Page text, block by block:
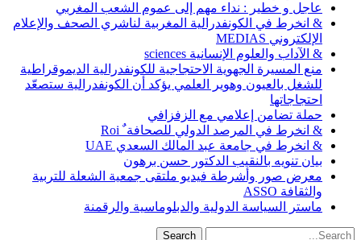
عاجل و خطير : نداء مهم إلى عموم الشعب المغربي
& انخرط في الكونفدرالية المغربية لناشري الصحف والإعلام
الإلكتروني MEDIAS
& الآداب والعلوم الإنسانية sciences
منع المسيرة الجهوية الاحتجاجية للكونفدرالية الديموقراطية
للشغل بالعيون وهوير العلمي يؤكد أن الكونفدرالية ستصعّد
احتجاجاتها
حملة تضامن إعلامي مع الزفزافي
& انخرط في المرصد الدولي للصحافة ٌ Roi
& انخرط في جامعة عبد المالك السعدي UAE
بيان تنويه بالنقيب الدكتور حسن برهون
معرض صور وأشرطة فيديو ملتقى جمعية الشعلة للتربية
والثقافة ASSO
ماستر السياسة الدولية والدبلوماسية والرقمنة